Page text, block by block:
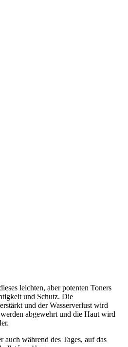
leichten, aber potenten Toners
und Schutz. Die
und der Wasserverlust wird
abgewehrt und die Haut wird
auch während des Tages, auf das